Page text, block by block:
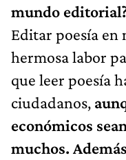
mundo
Editar poesía en
hermosa labor
que leer poesía
ciudadanos,
económicos
muchos.